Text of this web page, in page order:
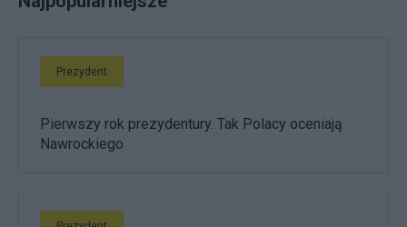
Prezydent
Pierwszy rok prezydentury. Tak Polacy oceniają
Nawrockiego